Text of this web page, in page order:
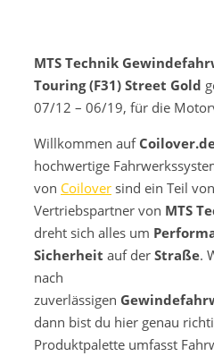
MTS Technik
Touring (F31) Street Gold
07/12 – 06/19, für die
Willkommen auf
hochwertige
von Coilover sind ein Teil von
Vertriebspartner von MTS
dreht sich alles um
Sicherheit auf der Straße.
nach
zuverlässigen
dann bist du hier genau
Produktpalette umfasst